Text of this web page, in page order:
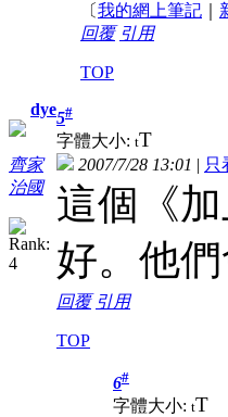
〔我的網上筆記
回覆 引用
TOP
dye
齊家
治國
5#
字體大小: tT
2007/7/28 13:01 | 只
這個《
好。他
回覆 引用
TOP
6#
字體大小: tT